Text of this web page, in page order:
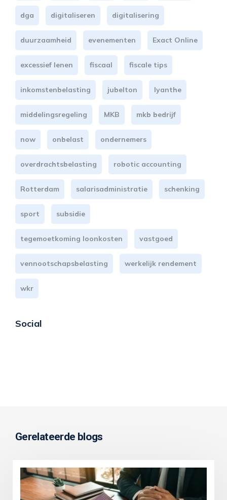
dga digitaliseren digitalisering
duurzaamheid evenementen Exact Online
excessief lenen fiscaal fiscale tips
inkomstenbelasting jubelton lyanthe
middelingsregeling MKB mkb bedrijf
now onbelast ondernemers
overdrachtsbelasting robotic accounting
Rotterdam salarisadministratie schenking
sport subsidie
tegemoetkoming loonkosten vastgoed
vennootschapsbelasting werkelijk rendement
wkr
Social
Gerelateerde blogs